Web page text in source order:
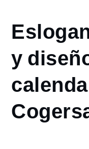
Home
2024
diciembre
27
Eslogan,
ilustración
del
calendario
y